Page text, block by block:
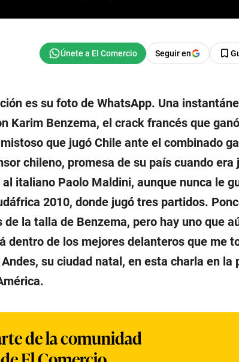
Seguir en
es su foto de WhatsApp. Una
Karim Benzema, el crack francés que
que jugó Chile ante el combinado
chileno, promesa de su país cuando era
al italiano Paolo Maldini, aunque nunca le
2010, donde jugó tres partidos.
la talla de Benzema, pero hay uno que
dentro de los mejores delanteros que me
su ciudad natal, en esta charla en la